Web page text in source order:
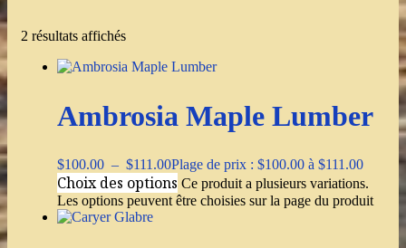
2 résultats affichés
Ambrosia Maple Lumber
$100.00 – $111.00Plage de prix : $100.00 à $111.00
Choix des options Ce produit a plusieurs variations.
Les options peuvent être choisies sur la page du produit